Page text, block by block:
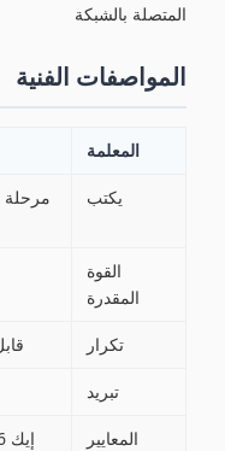
المتصلة بالشبكة
المواصفات الفنية
المعلمة
يكتب
مرحلة
القوة
المقدرة
تكرار قابل
تبريد
المعايير